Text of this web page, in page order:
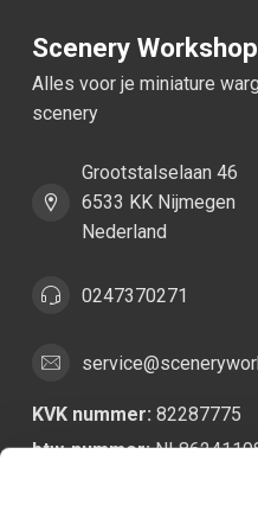
Scenery
Alles voor je miniature
scenery
Grootstalselaan 46
6533 KK Nijmegen
Nederland
0247370271
KVK nummer: 82287775
btw-nummer: